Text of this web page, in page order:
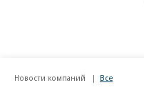
Новости компаний Все